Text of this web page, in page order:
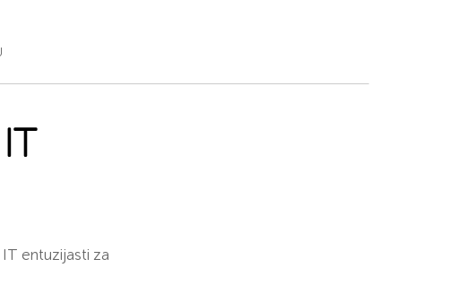
IT entuzijasti za